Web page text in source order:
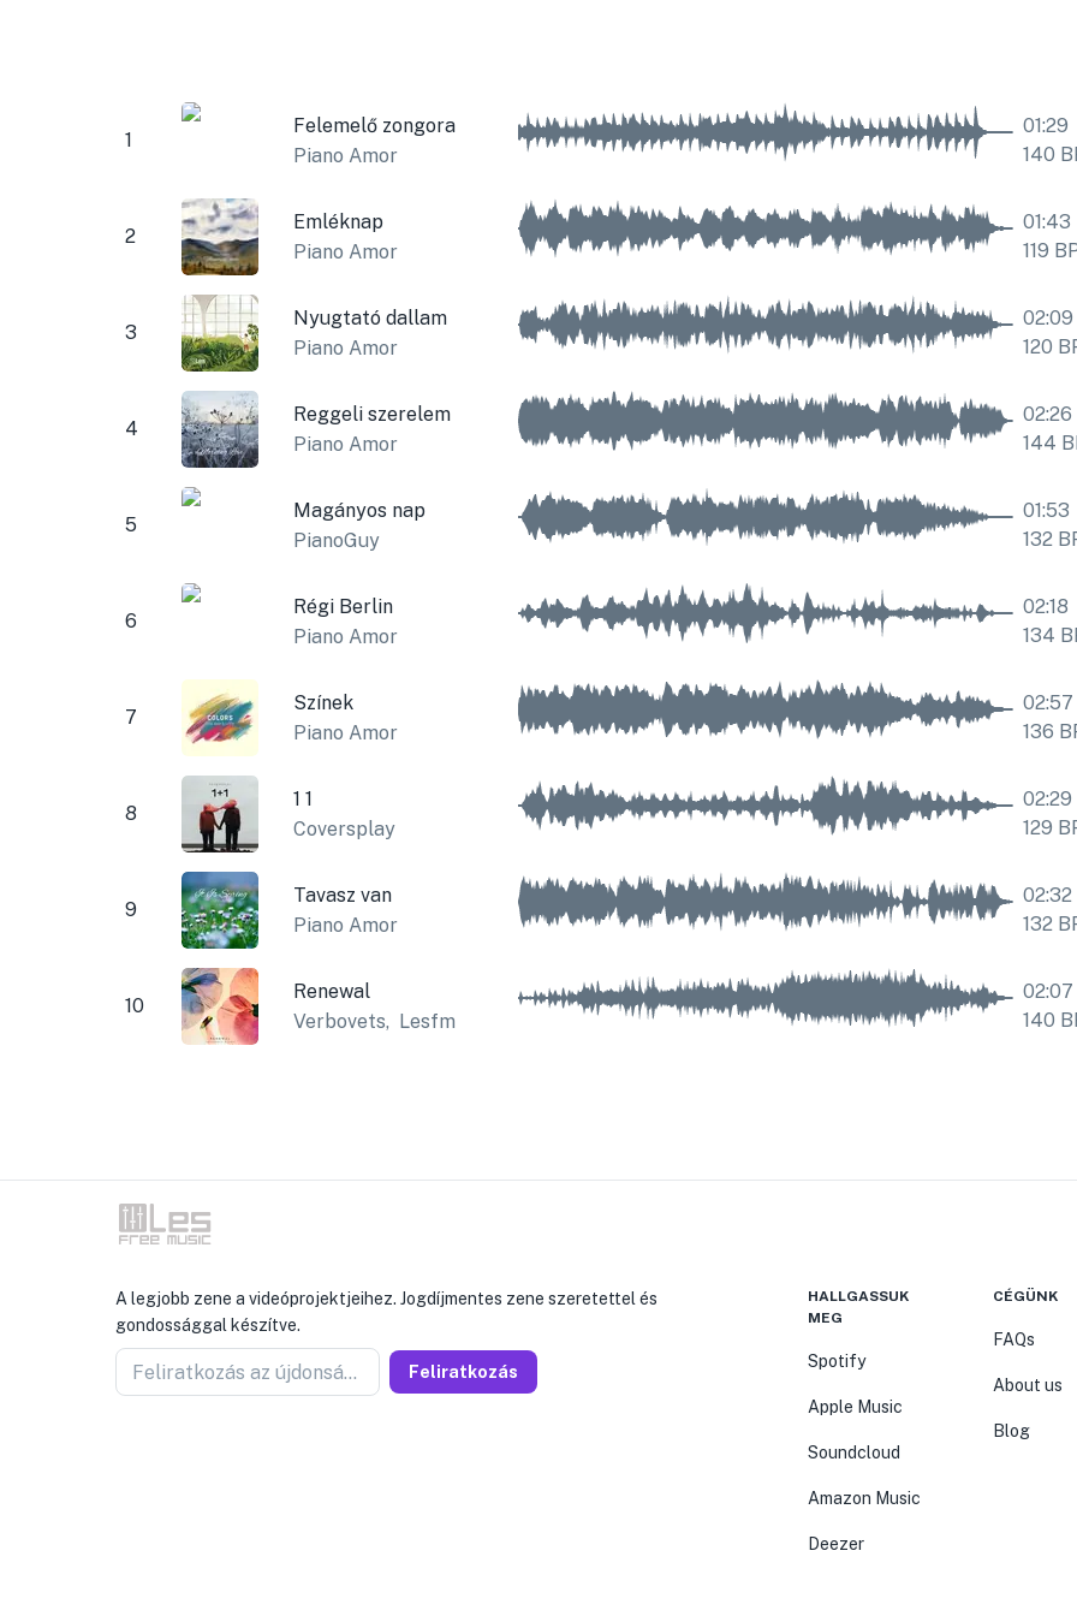
1
Felemelő zongora
Piano Amor
01:29
140
2
Emléknap
Piano Amor
01:43
119
3
Nyugtató dallam
Piano Amor
02:09
120
4
Reggeli szerelem
Piano Amor
02:26
144
5
Magányos nap
PianoGuy
01:53
132
6
Régi Berlin
Piano Amor
02:18
134
7
Színek
Piano Amor
02:57
136
8
1 1
Coversplay
02:29
129
9
Tavasz van
Piano Amor
02:32
132
10
Renewal
Verbovets, Lesfm
02:07
140
A legjobb zene a videóprojektjeihez. Jogdíjmentes zene szeretettel és
gondossággal készítve.
Feliratkozás az újdonságokért Feliratkozás
HALLGASSUK
MEG
Spotify
Apple Music
Soundcloud
Amazon Music
Deezer
CÉGÜNK
FAQs
About us
Blog